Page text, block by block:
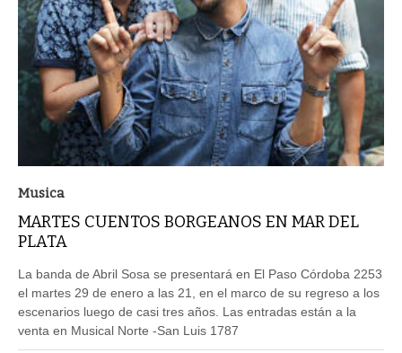
Musica
MARTES CUENTOS BORGEANOS EN MAR DEL
PLATA
La banda de Abril Sosa se presentará en El Paso Córdoba 2253
el martes 29 de enero a las 21, en el marco de su regreso a los
escenarios luego de casi tres años. Las entradas están a la
venta en Musical Norte -San Luis 1787